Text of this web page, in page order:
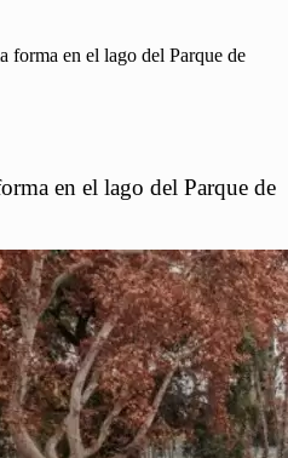
forma en el lago del Parque de
en el lago del Parque de